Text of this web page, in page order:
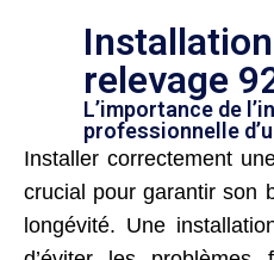
relevage
L’importance de
professionnelle
Installer correctement
crucial pour garantir son
longévité. Une